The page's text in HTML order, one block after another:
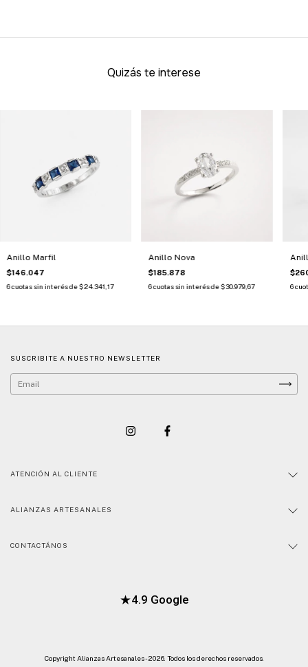
Quizás te interese
Anillo Marfil
$146.047
6cuotas sin interés de$24.341,17
Anillo Nova
$185.878
6cuotas sin interés de$30.979,67
6
SUSCRIBITE A NUESTRO NEWSLETTER
ATENCIÓN AL CLIENTE
ALIANZAS ARTESANALES
CONTACTÁNOS
★4.9 Google
Copyright Alianzas Artesanales - 2026. Todos los derechos reservados.